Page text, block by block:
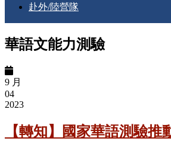
赴外/陸營隊
華語文能力測驗
9 月
04
2023
【轉知】國家華語測驗